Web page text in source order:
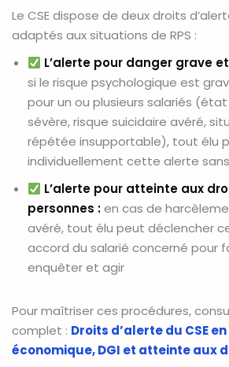
Le CSE dispose de deux droits
adaptés aux situations de RPS :
L’alerte pour danger grave
si le risque psychologique est
pour un ou plusieurs salariés
sévère, risque suicidaire avéré,
répétée insupportable), tout élu
individuellement cette alerte
L’alerte pour atteinte aux
personnes :en cas de
avéré, tout élu peut déclencher
accord du salarié concerné pour
enquêter et agir
Pour maîtriser ces procédures,
complet : Droits d’alerte du CSE en
économique, DGI et atteinte aux